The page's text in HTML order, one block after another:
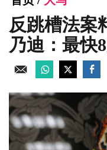
反跳槽法案
乃迪：最快